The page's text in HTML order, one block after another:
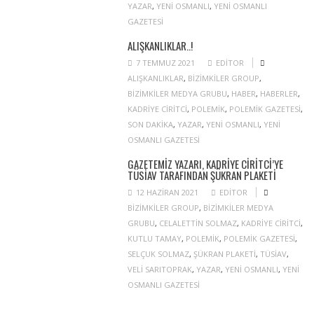
YAZAR, YENI OSMANLI, YENI OSMANLI
GAZETESI
ALIŞKANLIKLAR..!
7 TEMMUZ 2021
EDITOR
ALIŞKANLIKLAR, BIZIMKILER GROUP,
BIZIMKILER MEDYA GRUBU, HABER, HABERLER,
KADRIYE CIRITCI, POLEMIK, POLEMIK GAZETESI,
SON DAKIKA, YAZAR, YENI OSMANLI, YENI
OSMANLI GAZETESI
GAZETEMIZ YAZARI, KADRIYE CIRITCI’YE
TÜSİAV TARAFINDAN ŞÜKRAN PLAKETI
12 HAZIRAN 2021
EDITOR
BIZIMKILER GROUP, BIZIMKILER MEDYA
GRUBU, CELALETTIN SOLMAZ, KADRIYE CIRITCI,
KUTLU TAMAY, POLEMIK, POLEMIK GAZETESI,
SELÇUK SOLMAZ, ŞÜKRAN PLAKETI, TÜSIAV,
VELI SARITOPRAK, YAZAR, YENI OSMANLI, YENI
OSMANLI GAZETESI